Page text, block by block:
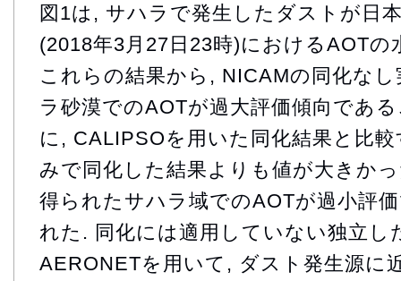
図1は, サハラで発生したダストが日
(2018年3月27日23時)におけるAOTの
これらの結果から, NICAMの同化な
ラ砂漠でのAOTが過大評価傾向であ
に, CALIPSOを用いた同化結果と比
みで同化した結果よりも値が大きか
得られたサハラ域でのAOTが過小評
れた. 同化には適用していない独立し
AERONETを用いて, ダスト発生源に